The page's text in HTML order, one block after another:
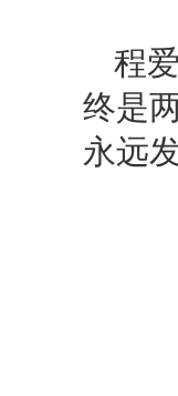
程
终是
永远